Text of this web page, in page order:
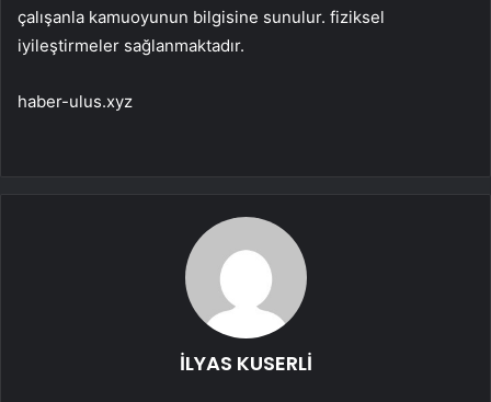
çalışanla kamuoyunun bilgisine sunulur. fiziksel
iyileştirmeler sağlanmaktadır.
haber-ulus.xyz
İLYAS KUSERLİ